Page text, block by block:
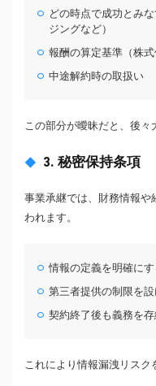
どの時点で成功とみ
ジングなど）
報酬の算定基準（株式
中途解約時の取扱い
この部分が曖昧だと、後々
3. 秘密保持条項
事業承継では、財務情報や
われます。
情報の定義を明確にす
第三者提供の制限を設
契約終了後も義務を
これにより情報漏洩リスク